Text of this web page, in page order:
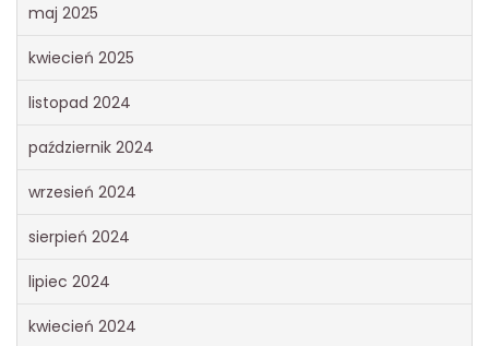
maj 2025
kwiecień 2025
listopad 2024
październik 2024
wrzesień 2024
sierpień 2024
lipiec 2024
kwiecień 2024